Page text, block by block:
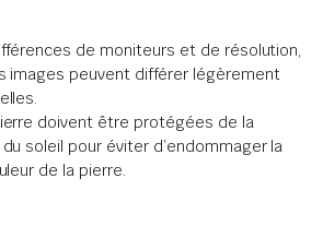
de moniteurs et de résolution,
images peuvent différer légèrement
doivent être protégées de la
soleil pour éviter d’endommager la
de la pierre.